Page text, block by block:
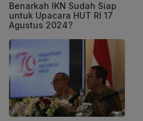
Benarkah IKN Sudah Siap
untuk Upacara HUT RI 17
Agustus 2024?